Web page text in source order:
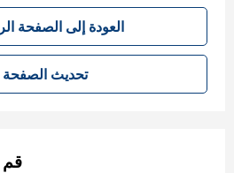
العودة إلى الصفحة
تحديث الصفحة
قم